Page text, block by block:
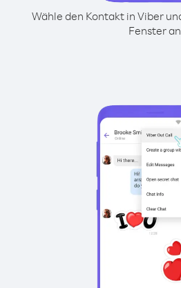
Wähle den Kontakt in Viber
Fenster an